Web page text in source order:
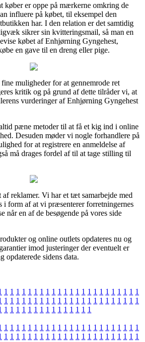
køber er oppe på mærkerne omkring de
influere på købet, til eksempel den
har. I den relation er det samtidig
sikrer sin kvitteringsmail, så man en
købet af Enhjørning Gyngehest,
en gave til en dreng eller pige.
muligheder for at gennemrode ret
kritik og på grund af dette tilråder vi, at
vurderinger af Enhjørning Gyngehest
pæne metoder til at få et kig ind i online
Desuden møder vi nogle forhandlere på
for at registrere en anmeldelse af
må drages fordel af til at tage stilling til
af reklamer. Vi har et tæt samarbejde med
i form af at vi præsenterer forretningernes
når en af de besøgende på vores side
og online outlets opdateres nu og
imod justeringer der eventuelt er
opdaterede sidens data.
1 1 1 1 1 1 1 1 1 1 1 1 1 1 1 1 1 1 1 1 1 1 1
1 1 1 1 1 1 1 1 1 1 1 1 1 1 1 1 1 1 1 1 1 1 1
1 1 1 1 1 1 1 1 1 1 1 1 1 1 1
1 1 1 1 1 1 1 1 1 1 1 1 1 1 1 1 1 1 1 1 1 1 1
1 1 1 1 1 1 1 1 1 1 1 1 1 1 1 1 1 1 1 1 1 1 1